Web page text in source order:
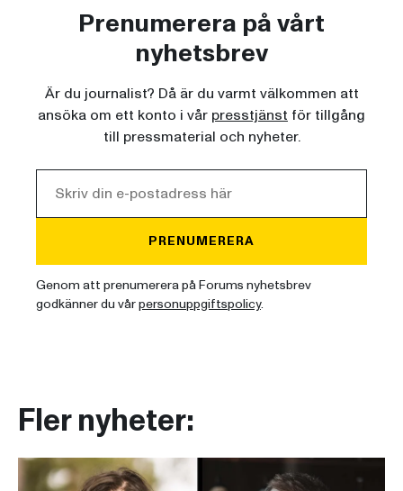
Prenumerera på vårt
nyhetsbrev
Är du journalist? Då är du varmt välkommen att
ansöka om ett konto i vår presstjänst för tillgång
till pressmaterial och nyheter.
PRENUMERERA
Genom att prenumerera på Forums nyhetsbrev
godkänner du vårpersonuppgiftspolicy.
Fler nyheter: